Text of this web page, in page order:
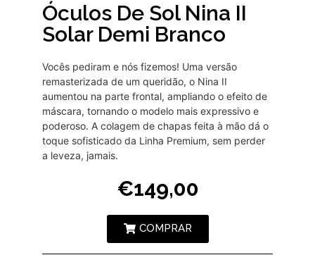
Óculos De Sol Nina II
Solar Demi Branco
Vocês pediram e nós fizemos! Uma versão
remasterizada de um queridão, o Nina II
aumentou na parte frontal, ampliando o efeito de
máscara, tornando o modelo mais expressivo e
poderoso. A colagem de chapas feita à mão dá o
toque sofisticado da Linha Premium, sem perder
a leveza, jamais.
€149,00
COMPRAR